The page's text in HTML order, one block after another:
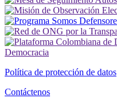
Política de protección de datos
Contáctenos